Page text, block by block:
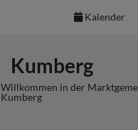
Kalender
Kumberg
Willkommen in der
Kumberg